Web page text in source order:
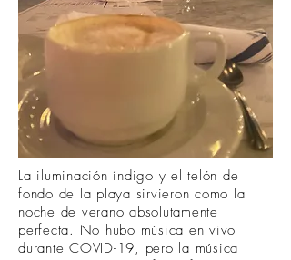
La iluminación índigo y el telón de
fondo de la playa sirvieron como la
noche de verano absolutamente
perfecta. No hubo música en vivo
durante COVID-19, pero la música